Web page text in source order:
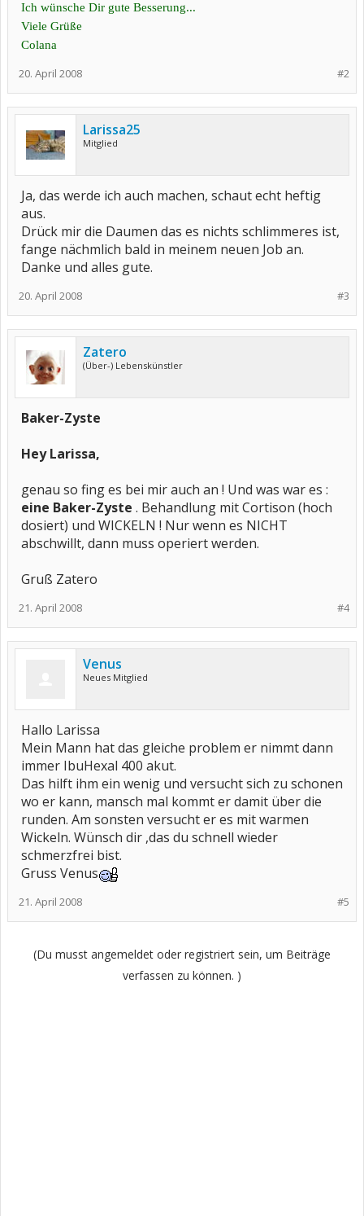
Ich wünsche Dir gute Besserung...
Viele Grüße
Colana
#2
20. April 2008
Larissa25
Mitglied
Ja, das werde ich auch machen, schaut echt heftig
aus.
Drück mir die Daumen das es nichts schlimmeres ist,
fange nächmlich bald in meinem neuen Job an.
Danke und alles gute.
#3
20. April 2008
Zatero
(Über-) Lebenskünstler
Baker-Zyste
Hey Larissa,
genau so fing es bei mir auch an ! Und was war es :
eine Baker-Zyste . Behandlung mit Cortison (hoch
dosiert) und WICKELN ! Nur wenn es NICHT
abschwillt, dann muss operiert werden.
Gruß Zatero
#4
21. April 2008
Venus
Neues Mitglied
Hallo Larissa
Mein Mann hat das gleiche problem er nimmt dann
immer IbuHexal 400 akut.
Das hilft ihm ein wenig und versucht sich zu schonen
wo er kann, mansch mal kommt er damit über die
runden. Am sonsten versucht er es mit warmen
Wickeln. Wünsch dir ,das du schnell wieder
schmerzfrei bist.
Gruss Venus
#5
21. April 2008
(Du musst angemeldet oder registriert sein, um Beiträge
verfassen zu können. )